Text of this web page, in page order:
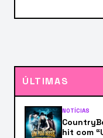
ÚLTIMAS
NOTÍCIAS
hit com